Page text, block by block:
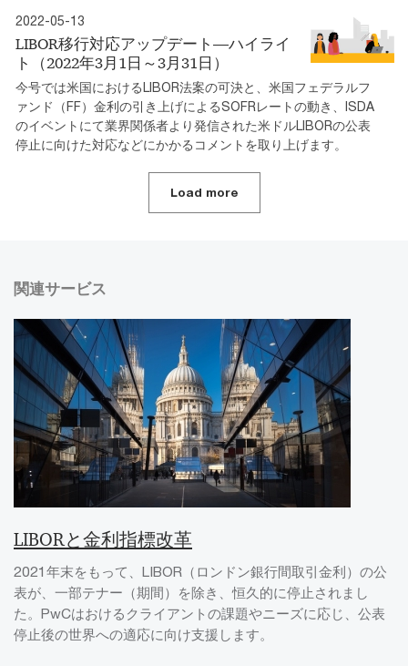
2022-05-13
LIBOR移行対応アップデート―ハイライ
ト（2022年3月1日～3月31日）
今号では米国におけるLIBOR法案の可決と、米国フェデラルフ
ァンド（FF）金利の引き上げによるSOFRレートの動き、ISDA
のイベントにて業界関係者より発信された米ドルLIBORの公表
停止に向けた対応などにかかるコメントを取り上げます。
Load more
関連サービス
LIBORと金利指標改革
2021年末をもって、LIBOR（ロンドン銀行間取引金利）の公
表が、一部テナー（期間）を除き、恒久的に停止されまし
た。PwCはおけるクライアントの課題やニーズに応じ、公表
停止後の世界への適応に向け支援します。